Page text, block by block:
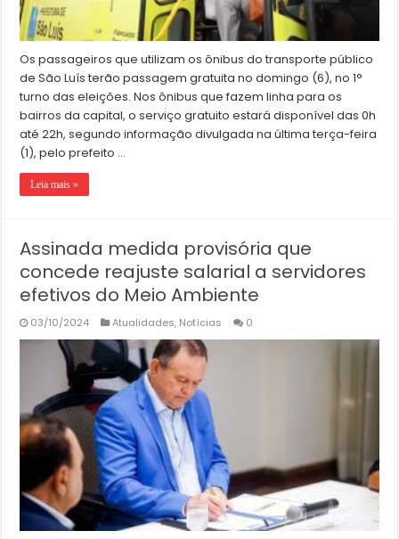
Os passageiros que utilizam os ônibus do transporte público
de São Luís terão passagem gratuita no domingo (6), no 1°
turno das eleições. Nos ônibus que fazem linha para os
bairros da capital, o serviço gratuito estará disponível das 0h
até 22h, segundo informação divulgada na última terça-feira
(1), pelo prefeito …
Leia mais »
Assinada medida provisória que
concede reajuste salarial a servidores
efetivos do Meio Ambiente
03/10/2024 Atualidades, Notícias 0